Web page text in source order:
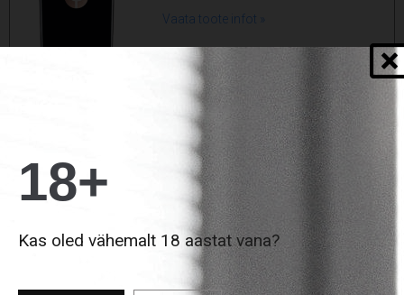
Vaata toote infot »
LISA KORVI
Collefrisio Magnolia Bianco
75cl
Värske ja täidlane Itaalia valge vein
🍇 Sauvignon, Falanghina, Trebbiano,
Traminer ⭐ Kollane virsik,
troopilised…
18+
Kas oled vähemalt 18 aastat vana?